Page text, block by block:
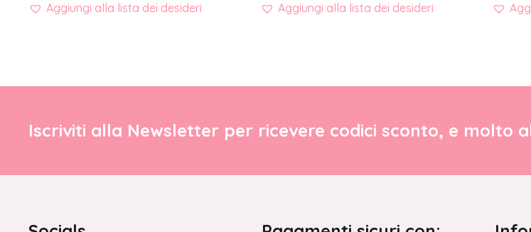
Aggiungi alla lista dei desideri Aggiungi alla lista dei desideri
Iscriviti alla Newsletter per ricevere codici sconto, e molto